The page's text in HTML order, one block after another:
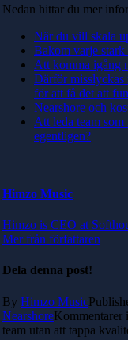
Nedan hittar du mer
När du vill skala
Bakom varje stark
Att komma igång
Därför misslyckas
för att få det att
Nearshore och
Att leda team
egentligen?
Himzo Music
Himzo is CEO at
Mer från författaren
Dela denna post!
By Himzo Music
NearshoreKommentarer
team utan att tappa